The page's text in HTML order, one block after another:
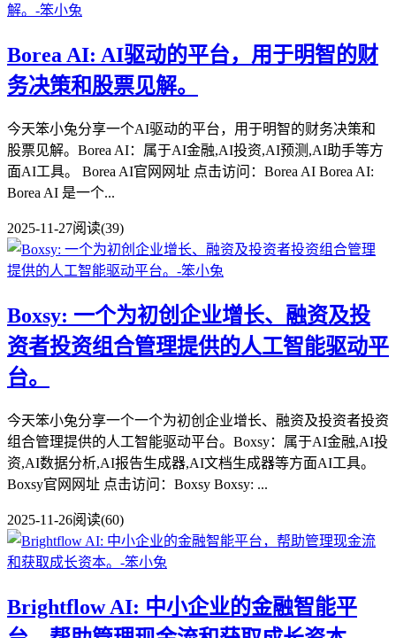
Borea AI: AI驱动的平台，用于明智的财
务决策和股票见解。
今天笨小兔分享一个AI驱动的平台，用于明智的财务决策和
股票见解。Borea AI：属于AI金融,AI投资,AI预测,AI助手等方
面AI工具。 Borea AI官网网址 点击访问：Borea AI Borea AI:
Borea AI 是一个...
2025-11-27阅读(39)
Boxsy: 一个为初创企业增长、融资及投
资者投资组合管理提供的人工智能驱动平
台。
今天笨小兔分享一个一个为初创企业增长、融资及投资者投资
组合管理提供的人工智能驱动平台。Boxsy：属于AI金融,AI投
资,AI数据分析,AI报告生成器,AI文档生成器等方面AI工具。
Boxsy官网网址 点击访问：Boxsy Boxsy: ...
2025-11-26阅读(60)
Brightflow AI: 中小企业的金融智能平